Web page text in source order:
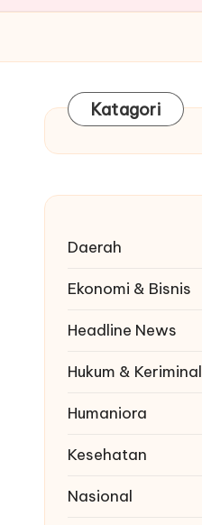
Katagori
Daerah
Ekonomi & Bisnis
Headline News
Hukum & Keriminal
Humaniora
Kesehatan
Nasional